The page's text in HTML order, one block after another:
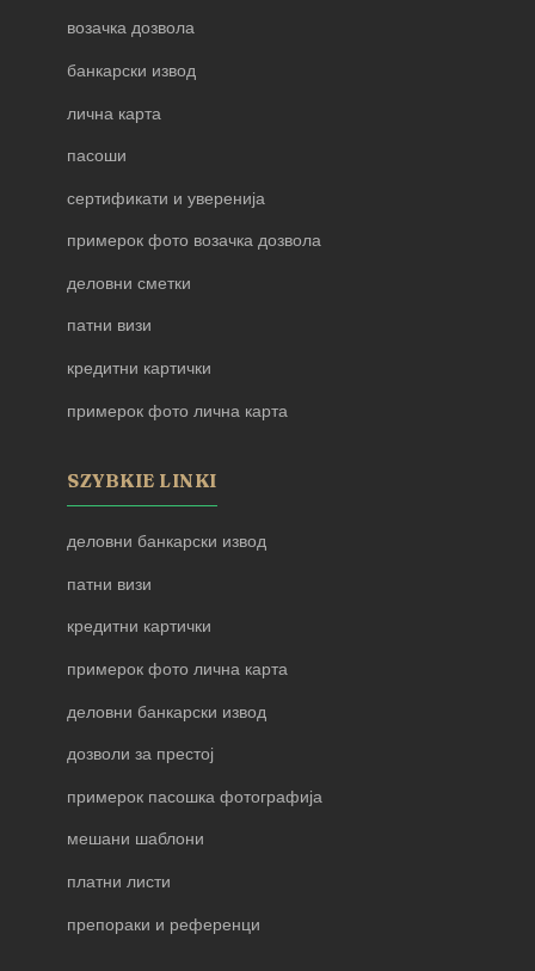
возачка дозвола
банкарски извод
лична карта
пасоши
сертификати и уверенија
примерок фото возачка дозвола
деловни сметки
патни визи
кредитни картички
примерок фото лична карта
SZYBKIE LINKI
деловни банкарски извод
патни визи
кредитни картички
примерок фото лична карта
деловни банкарски извод
дозволи за престој
примерок пасошка фотографија
мешани шаблони
платни листи
препораки и референци